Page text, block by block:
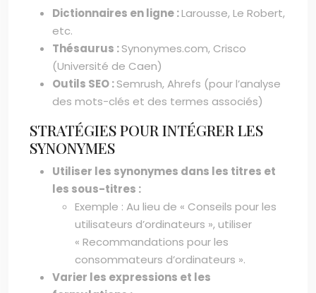
Dictionnaires en ligne :Larousse, Le Robert,
etc.
Thésaurus :Synonymes.com, Crisco
(Université de Caen)
Outils SEO :Semrush, Ahrefs (pour l’analyse
des mots-clés et des termes associés)
STRATÉGIES POUR INTÉGRER LES
SYNONYMES
Utiliser les synonymes dans les titres et
les sous-titres :
Exemple : Au lieu de « Conseils pour les
utilisateurs d’ordinateurs », utiliser
« Recommandations pour les
consommateurs d’ordinateurs ».
Varier les expressions et les